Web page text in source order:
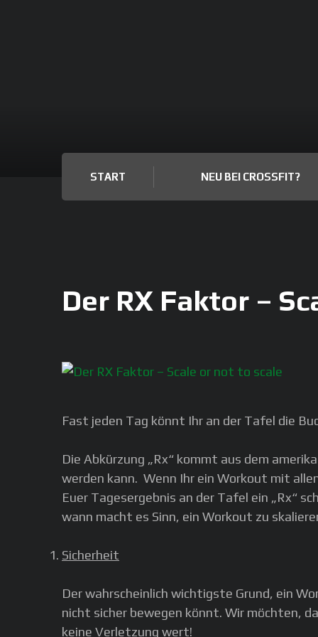
START NEU BEI CROSSFIT?
Der RX Faktor –
Fast jeden Tag könnt Ihr an der Tafel die
Die Abkürzung „Rx“ kommt aus dem
werden kann. Wenn Ihr ein Workout mit
Euer Tagesergebnis an der Tafel ein „Rx“
wann macht es Sinn, ein Workout zu
Sicherheit
Der wahrscheinlich wichtigste Grund, ein
nicht sicher bewegen könnt. Wir möchten,
keine Verletzung wert!